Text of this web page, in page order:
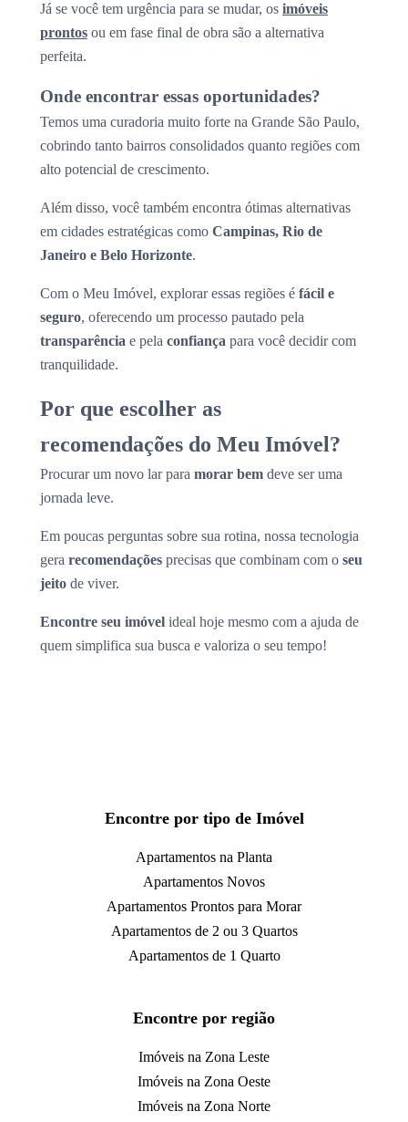
Já se você tem urgência para se mudar, os imóveis
prontos ou em fase final de obra são a alternativa
perfeita.
Onde encontrar essas oportunidades?
Temos uma curadoria muito forte na Grande São Paulo,
cobrindo tanto bairros consolidados quanto regiões com
alto potencial de crescimento.
Além disso, você também encontra ótimas alternativas
em cidades estratégicas como Campinas, Rio de
Janeiro e Belo Horizonte.
Com o Meu Imóvel, explorar essas regiões é fácil e
seguro, oferecendo um processo pautado pela
transparência e pela confiança para você decidir com
tranquilidade.
Por que escolher as
recomendações do Meu Imóvel?
Procurar um novo lar para morar bem deve ser uma
jornada leve.
Em poucas perguntas sobre sua rotina, nossa tecnologia
gera recomendações precisas que combinam com o seu
jeito de viver.
Encontre seu imóvel ideal hoje mesmo com a ajuda de
quem simplifica sua busca e valoriza o seu tempo!
Encontre por tipo de Imóvel
Apartamentos na Planta
Apartamentos Novos
Apartamentos Prontos para Morar
Apartamentos de 2 ou 3 Quartos
Apartamentos de 1 Quarto
Encontre por região
Imóveis na Zona Leste
Imóveis na Zona Oeste
Imóveis na Zona Norte